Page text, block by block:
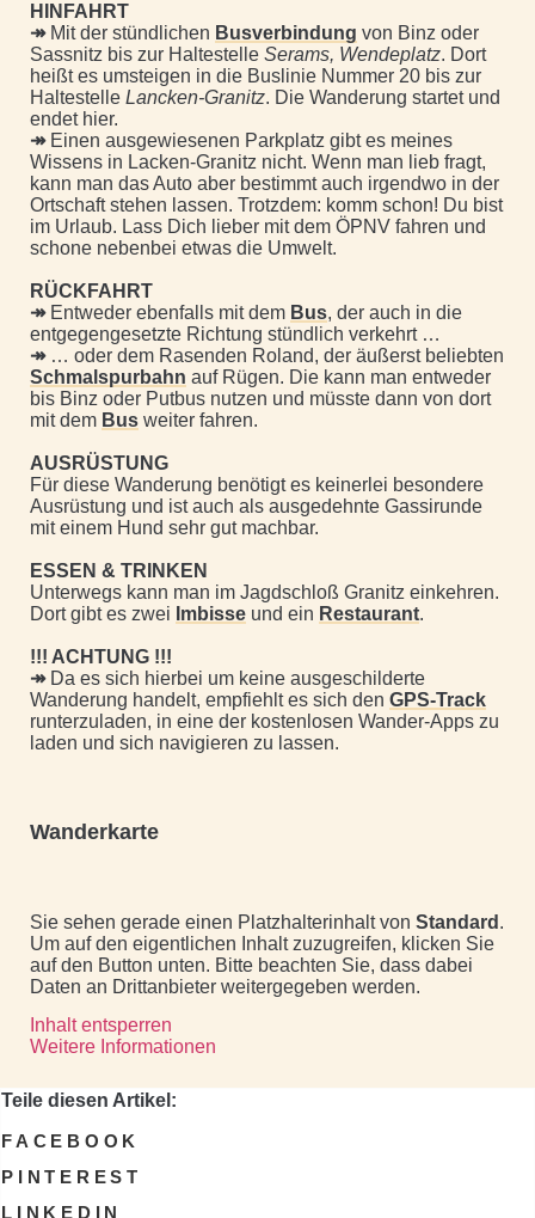
HINFAHRT
↠Mit der stündlichen Busverbindung von Binz oder
Sassnitz bis zur Haltestelle Serams, Wendeplatz. Dort
heißt es umsteigen in die Buslinie Nummer 20 bis zur
Haltestelle Lancken-Granitz. Die Wanderung startet und
endet hier.
↠Einen ausgewiesenen Parkplatz gibt es meines
Wissens in Lacken-Granitz nicht. Wenn man lieb fragt,
kann man das Auto aber bestimmt auch irgendwo in der
Ortschaft stehen lassen. Trotzdem: komm schon! Du bist
im Urlaub. Lass Dich lieber mit dem ÖPNV fahren und
schone nebenbei etwas die Umwelt.
RÜCKFAHRT
↠Entweder ebenfalls mit dem Bus, der auch in die
entgegengesetzte Richtung stündlich verkehrt …
↠… oder dem Rasenden Roland, der äußerst beliebten
Schmalspurbahn auf Rügen. Die kann man entweder
bis Binz oder Putbus nutzen und müsste dann von dort
mit dem Bus weiter fahren.
AUSRÜSTUNG
Für diese Wanderung benötigt es keinerlei besondere
Ausrüstung und ist auch als ausgedehnte Gassirunde
mit einem Hund sehr gut machbar.
ESSEN & TRINKEN
Unterwegs kann man im Jagdschloß Granitz einkehren.
Dort gibt es zwei Imbisse und ein Restaurant.
!!! ACHTUNG !!!
↠Da es sich hierbei um keine ausgeschilderte
Wanderung handelt, empfiehlt es sich den GPS-Track
runterzuladen, in eine der kostenlosen Wander-Apps zu
laden und sich navigieren zu lassen.
Wanderkarte
Sie sehen gerade einen Platzhalterinhalt von Standard .
Um auf den eigentlichen Inhalt zuzugreifen, klicken Sie
auf den Button unten. Bitte beachten Sie, dass dabei
Daten an Drittanbieter weitergegeben werden.
Inhalt entsperren
Weitere Informationen
Teile diesen Artikel:
FACEBOOK
PINTEREST
LINKEDIN